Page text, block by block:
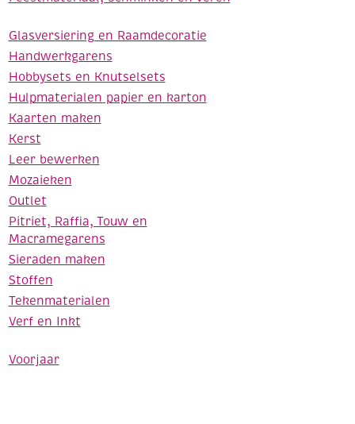
Glasversiering en Raamdecoratie
Handwerkgarens
Hobbysets en Knutselsets
Hulpmaterialen papier en karton
Kaarten maken
Kerst
Leer bewerken
Mozaieken
Outlet
Pitriet, Raffia, Touw en
Macramegarens
Sieraden maken
Stoffen
Tekenmaterialen
Verf en Inkt
Voorjaar